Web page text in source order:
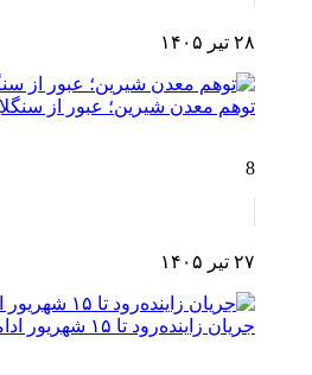
۲۸ تیر ۱۴۰۵
توهم معدن شیرین؛ عبور از
8
۲۷ تیر ۱۴۰۵
جریان زاینده‌رود تا ۱۵ شهریور ادامه دارد؛ آب بسته نمی‌شود